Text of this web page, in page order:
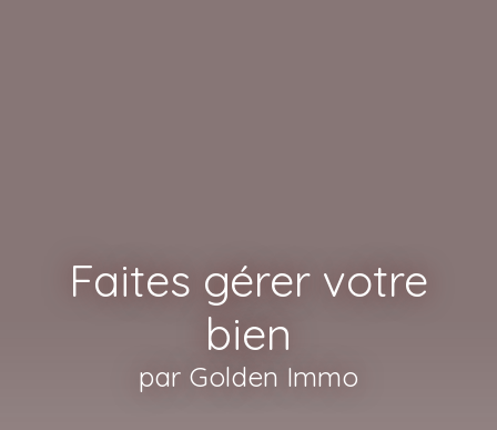
Faites gérer votre
bien
par Golden Immo